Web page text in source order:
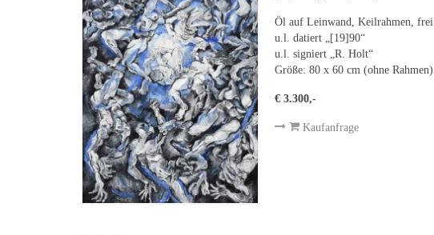
Öl auf Leinwand, Keilrahmen,
u.l. datiert „[19]90“
u.l. signiert „R. Holt“
Größe: 80 x 60 cm (ohne
€ 3.300,-
Kaufanfrage